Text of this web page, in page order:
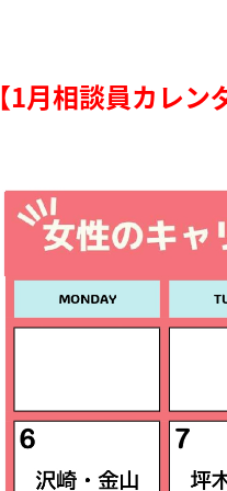
【1月相談員カレン